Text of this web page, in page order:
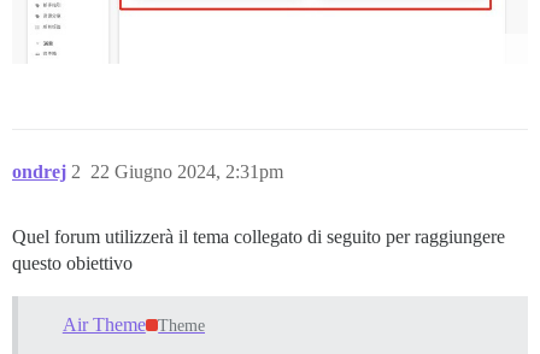
ondrej 22 Giugno 2024, 2:31pm
2
Quel forum utilizzerà il tema collegato di seguito per raggiungere
questo obiettivo
Air Theme Theme